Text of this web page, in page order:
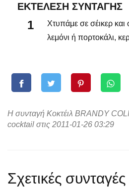
ΕΚΤΈΛΕΣΗ ΣΥΝΤΑΓΉΣ
Χτυπάμε σε σέικερ
λεμόνι ή πορτοκάλι,
Η συνταγή Κοκτέιλ BRANDY
cocktail στις 2011-01-26 03:29
Σχετικές συνταγές